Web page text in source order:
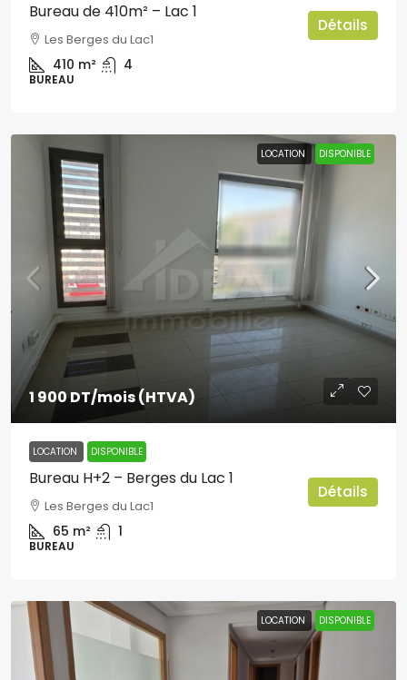
Bureau de 410m² – Lac 1
Les Berges du Lac1
410 m² 4
BUREAU
Détails
LOCATION DISPONIBLE
1 900 DT/mois (HTVA)
LOCATION DISPONIBLE
Bureau H+2 – Berges du Lac 1
Les Berges du Lac1
65 m² 1
BUREAU
Détails
LOCATION DISPONIBLE